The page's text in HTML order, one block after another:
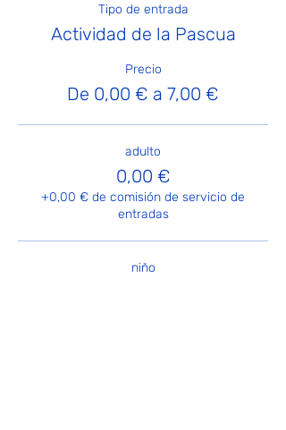
Tipo de entrada
Actividad de la Pascua
Precio
De 0,00 € a 7,00 €
adulto
0,00 €
+0,00 € de comisión de servicio de
entradas
niño